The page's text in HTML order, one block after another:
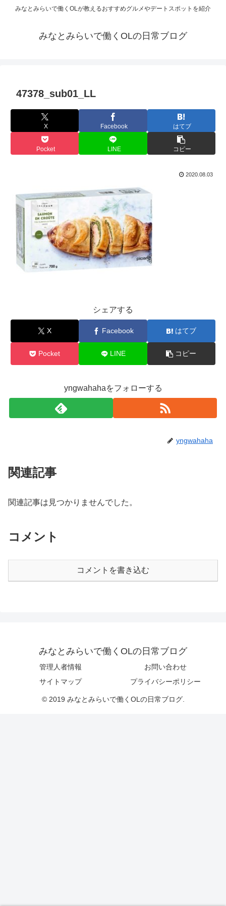
みなとみらいで働くOLが教えるおすすめグルメやデートスポットを紹介
みなとみらいで働くOLの日常ブログ
47378_sub01_LL
X Facebook はてブ
Pocket LINE コピー
2020.08.03
シェアする
X Facebook はてブ
Pocket LINE コピー
yngwahahaをフォローする
yngwahaha
関連記事
関連記事は見つかりませんでした。
コメント
コメントを書き込む
みなとみらいで働くOLの日常ブログ
管理人者情報
お問い合わせ
サイトマップ
プライバシーポリシー
© 2019 みなとみらいで働くOLの日常ブログ.